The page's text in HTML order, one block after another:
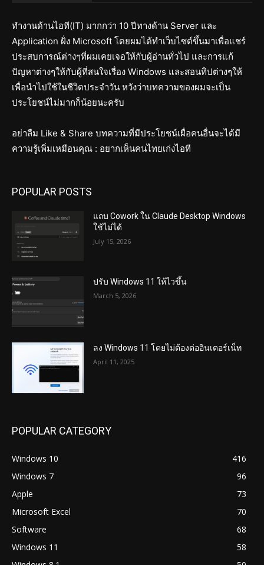
ทำงานด้านไอที(IT) มากกว่า 10 ปีทางด้าน Server และ
Application ฝั่ง Microsoft โดยผมได้ทำเว็บไซต์ขึ้นมาเพื่อแชร์
ประสบการณ์ต่างๆที่ผมเคยเจอให้กับผู้อ่านทั่วไป และการแก้
ปัญหาต่างๆให้กับผู้ที่สนใจเรื่อง Windows และสอนทิปต่างๆให้
เพื่อนำไปใช้ในชีวิตประจำวัน หวังว่าบทความของผมจะเป็น
ประโยชน์ไม่มากก็น้อยนะครับ
อย่าลืม Like & Share บทความที่มีประโยชน์เผื่อคนอื่นจะได้มี
ความรู้เพิ่มเหมือนคุณ : อยากเห็นคนไทยเก่งไอที
POPULAR POSTS
แถบ Cowork ใน Claude Desktop Windows
ใช้ไม่ได้
July 15, 2026
ปรับ Windows 11 ให้ไวขึ้น
March 5, 2026
ลง Windows 11 โดยไม่ต้องต่ออินเตอร์เน็ท
April 11, 2025
POPULAR CATEGORY
Windows 10
416
Windows 7
96
Apple
73
Microsoft Excel
70
Software
68
Windows 11
58